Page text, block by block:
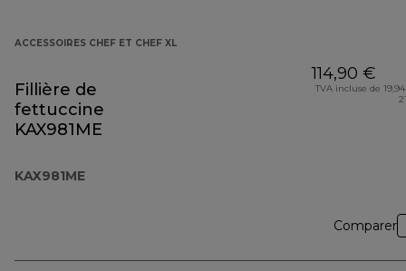
ACCESSOIRES CHEF ET CHEF XL
Fillière de
fettuccine
KAX981ME
KAX981ME
114,90 €
TVA incluse de
Comparer